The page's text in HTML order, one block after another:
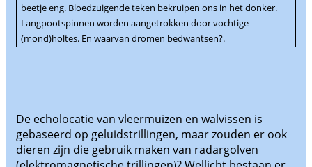
beetje eng. Bloedzuigende teken bekruipen ons in het donker.
Langpootspinnen worden aangetrokken door vochtige
(mond)holtes. En waarvan dromen bedwantsen?.
De echolocatie van vleermuizen en walvissen is
gebaseerd op geluidstrillingen, maar zouden er ook
dieren zijn die gebruik maken van radargolven